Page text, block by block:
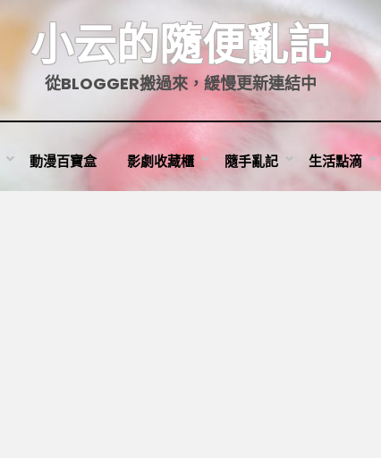
小云的隨便亂記
從BLOGGER搬過來，緩慢更新連結中
動漫百寶盒 影劇收藏櫃 隨手亂記 生活點滴